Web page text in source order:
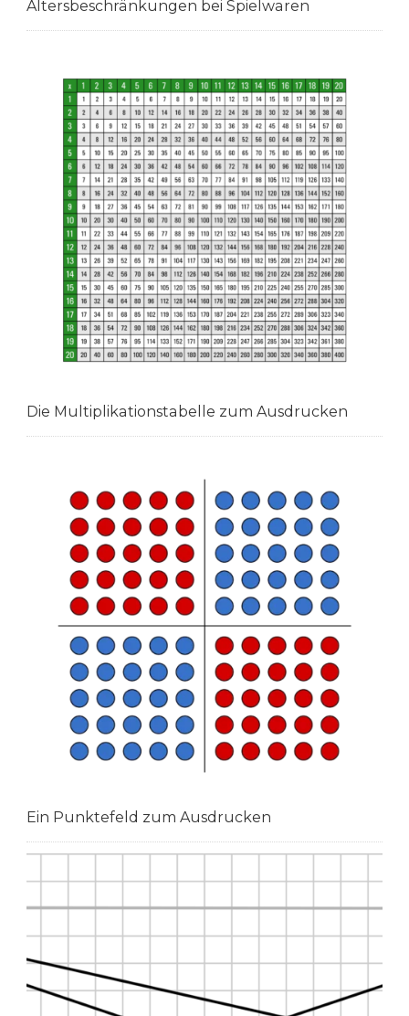
Altersbeschränkungen bei Spielwaren
Die Multiplikationstabelle zum Ausdrucken
Ein Punktefeld zum Ausdrucken